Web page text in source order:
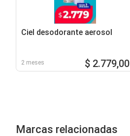
Ciel desodorante aerosol
2 meses $ 2.779,00
Marcas relacionadas